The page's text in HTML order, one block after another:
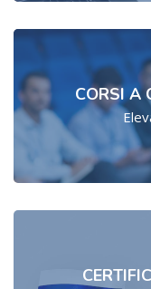
CORSI A